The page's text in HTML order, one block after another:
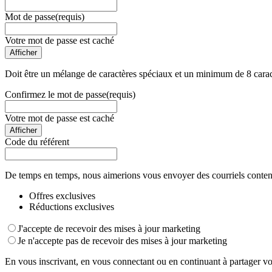
Mot de passe(requis)
Votre mot de passe est caché
Afficher
Doit être un mélange de caractères spéciaux et un minimum de 8
Confirmez le mot de passe(requis)
Votre mot de passe est caché
Afficher
Code du référent
De temps en temps, nous aimerions vous envoyer des courriels
Offres exclusives
Réductions exclusives
J'accepte de recevoir des mises à jour marketing
Je n'accepte pas de recevoir des mises à jour marketing
En vous inscrivant, en vous connectant ou en continuant à partager